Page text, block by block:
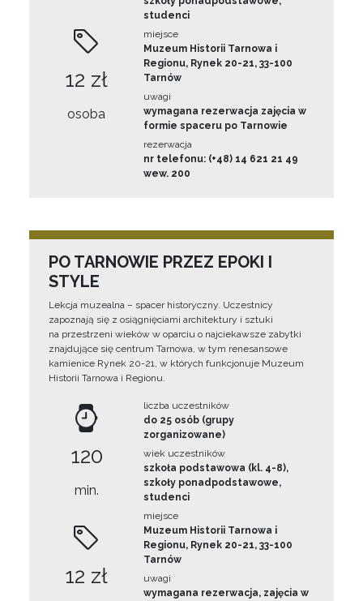
12 zł
osoba
studenci
miejsce
Muzeum Historii Tarnowa i
Regionu, Rynek 20-21, 33-100
Tarnów
uwagi
wymagana rezerwacja zajęcia w
formie spaceru po Tarnowie
rezerwacja
nr telefonu: (+48) 14 621 21 49
wew. 200
PO TARNOWIE PRZEZ EPOKI I
STYLE
Lekcja muzealna – spacer historyczny. Uczestnicy
zapoznają się z osiągnięciami architektury i sztuki
na przestrzeni wieków w oparciu o najciekawsze zabytki
znajdujące się centrum Tarnowa, w tym renesansowe
kamienice Rynek 20-21, w których funkcjonuje Muzeum
Historii Tarnowa i Regionu.
120
min.
12 zł
liczba uczestników
do 25 osób (grupy
zorganizowane)
wiek uczestników
szkoła podstawowa (kl. 4-8),
szkoły ponadpodstawowe,
studenci
miejsce
Muzeum Historii Tarnowa i
Regionu, Rynek 20-21, 33-100
Tarnów
uwagi
wymagana rezerwacja, zajęcia w